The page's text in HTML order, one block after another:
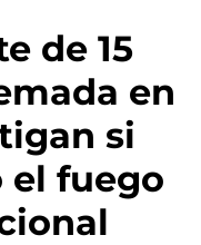
de 15
en
si
el fuego